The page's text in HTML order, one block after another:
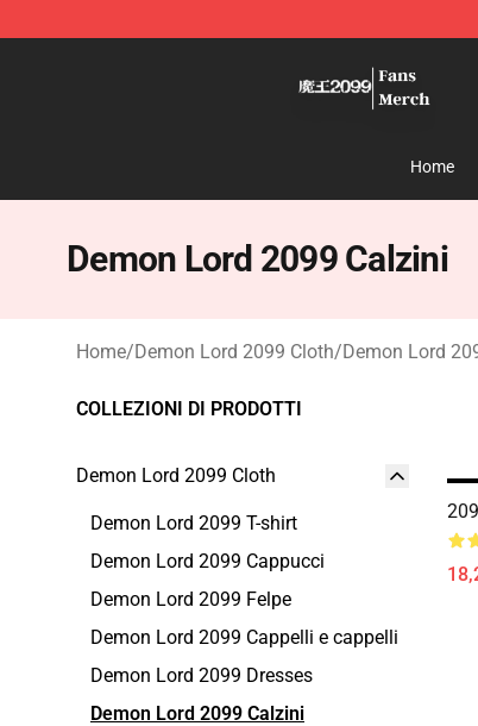
Home
Demon Lord 2099 Calzini
Home/Demon Lord 2099 Cloth/Demon Lord
COLLEZIONI DI PRODOTTI
Demon Lord 2099 Cloth
Demon Lord 2099 T-shirt
Demon Lord 2099 Cappucci
Demon Lord 2099 Felpe
Demon Lord 2099 Cappelli e cappelli
Demon Lord 2099 Dresses
Demon Lord 2099 Calzini